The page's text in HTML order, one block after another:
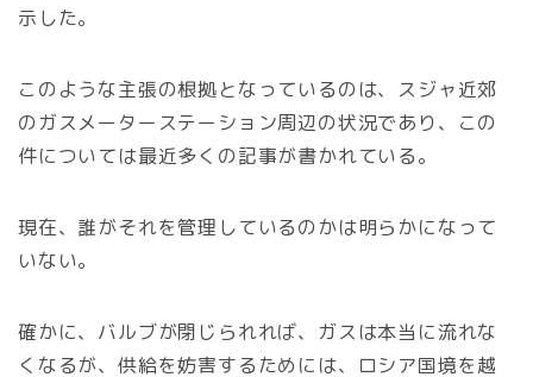
示した。
このような主張の根拠となっているのは、スジャ近郊
のガスメーターステーション周辺の状況であり、この
件については最近多くの記事が書かれている。
現在、誰がそれを管理しているのかは明らかになって
いない。
確かに、バルブが閉じられれば、ガスは本当に流れな
くなるが、供給を妨害するためには、ロシア国境を越